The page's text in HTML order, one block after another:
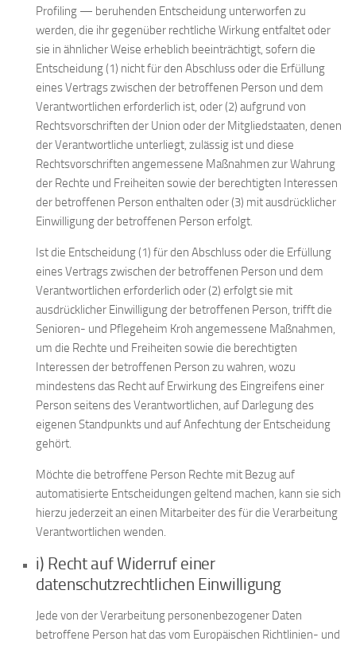
Profiling — beruhenden Entscheidung unterworfen zu
werden, die ihr gegenüber rechtliche Wirkung entfaltet oder
sie in ähnlicher Weise erheblich beeinträchtigt, sofern die
Entscheidung (1) nicht für den Abschluss oder die Erfüllung
eines Vertrags zwischen der betroffenen Person und dem
Verantwortlichen erforderlich ist, oder (2) aufgrund von
Rechtsvorschriften der Union oder der Mitgliedstaaten, denen
der Verantwortliche unterliegt, zulässig ist und diese
Rechtsvorschriften angemessene Maßnahmen zur Wahrung
der Rechte und Freiheiten sowie der berechtigten Interessen
der betroffenen Person enthalten oder (3) mit ausdrücklicher
Einwilligung der betroffenen Person erfolgt.
Ist die Entscheidung (1) für den Abschluss oder die Erfüllung
eines Vertrags zwischen der betroffenen Person und dem
Verantwortlichen erforderlich oder (2) erfolgt sie mit
ausdrücklicher Einwilligung der betroffenen Person, trifft die
Senioren- und Pflegeheim Kroh angemessene Maßnahmen,
um die Rechte und Freiheiten sowie die berechtigten
Interessen der betroffenen Person zu wahren, wozu
mindestens das Recht auf Erwirkung des Eingreifens einer
Person seitens des Verantwortlichen, auf Darlegung des
eigenen Standpunkts und auf Anfechtung der Entscheidung
gehört.
Möchte die betroffene Person Rechte mit Bezug auf
automatisierte Entscheidungen geltend machen, kann sie sich
hierzu jederzeit an einen Mitarbeiter des für die Verarbeitung
Verantwortlichen wenden.
i) Recht auf Widerruf einer
datenschutzrechtlichen Einwilligung
Jede von der Verarbeitung personenbezogener Daten
betroffene Person hat das vom Europäischen Richtlinien- und